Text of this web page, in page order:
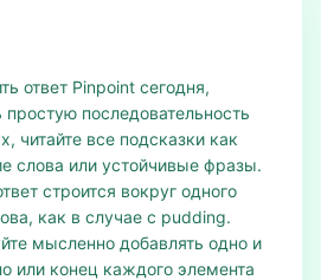
ответ Pinpoint сегодня,
простую последовательность
читайте все подсказки как
слова или устойчивые фразы.
строится вокруг одного
как в случае с pudding.
мысленно добавлять одно и
или конец каждого элемента